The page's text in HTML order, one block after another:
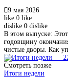
9 мая 2026
like 0 like
dislike 0 dislike
В этом выпуске:
годовщину
чистые дворы. Как
Смотреть позже
Итоги недели